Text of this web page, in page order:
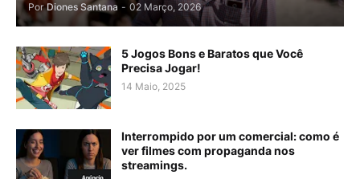
Por Diones Santana - 02 Março, 2026
5 Jogos Bons e Baratos que Você
Precisa Jogar!
14 Maio, 2025
Interrompido por um comercial: como é
ver filmes com propaganda nos
streamings.